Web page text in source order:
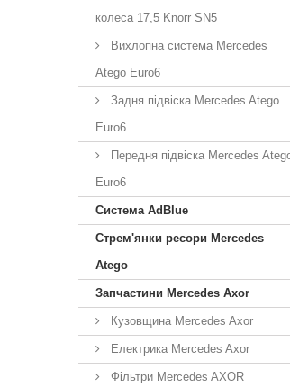
колеса 17,5 Knorr SN5
Вихлопна система Mercedes
Atego Euro6
Задня підвіска Mercedes Atego
Euro6
Передня підвіска Mercedes
Euro6
Система AdBlue
Стрем'янки ресори Mercedes
Atego
Запчастини Mercedes Axor
Кузовщина Mercedes Axor
Електрика Mercedes Axor
Фільтри Mercedes AXOR